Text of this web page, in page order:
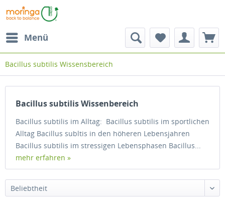
Menü
Bacillus subtilis Wissensbereich
Bacillus subtilis Wissenbereich
Bacillus subtilis im Alltag: Bacillus subtilis im sportlichen
Alltag Bacillus subltis in den höheren Lebensjahren
Bacillus subtilis im stressigen Lebensphasen Bacillus...
mehr erfahren »
Beliebtheit